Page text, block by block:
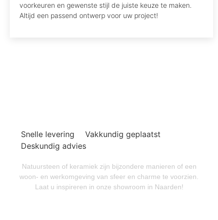
voorkeuren en gewenste stijl de juiste keuze te maken.
Altijd een passend ontwerp voor uw project!
Snelle levering
Vakkundig geplaatst
Deskundig advies
Natuursteen of keramiek zijn bijzondere manieren of een
woon- en werkomgeving van sfeer en charme te voorzien.
Laat u inspireren in onze showroom in Naarden!